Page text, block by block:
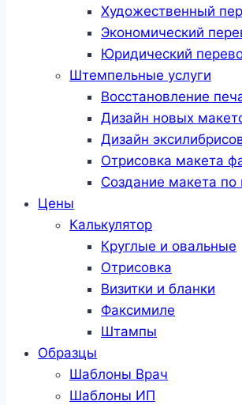
Художественный
Экономический
Юридический
Штемпельные услуги
Восстановление
Дизайн новых
Дизайн
Отрисовка макета
Создание макета по
Цены
Калькулятор
Круглые и овальные
Отрисовка
Визитки и бланки
Факсимиле
Штампы
Образцы
Шаблоны Врач
Шаблоны ИП